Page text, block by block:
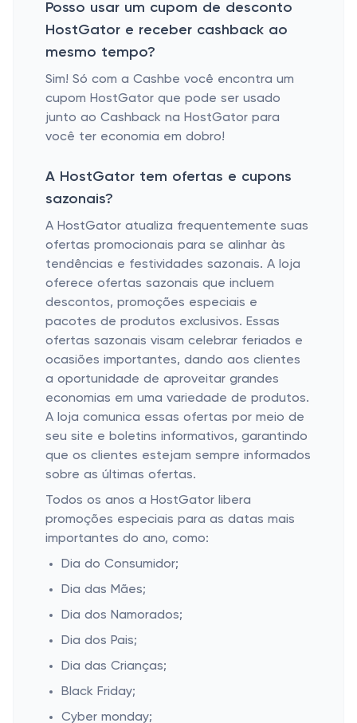
Posso usar um cupom de desconto
HostGator e receber cashback ao
mesmo tempo?
Sim! Só com a Cashbe você encontra um
cupom HostGator que pode ser usado
junto ao Cashback na HostGator para
você ter economia em dobro!
A HostGator tem ofertas e cupons
sazonais?
A HostGator atualiza frequentemente suas
ofertas promocionais para se alinhar às
tendências e festividades sazonais. A loja
oferece ofertas sazonais que incluem
descontos, promoções especiais e
pacotes de produtos exclusivos. Essas
ofertas sazonais visam celebrar feriados e
ocasiões importantes, dando aos clientes
a oportunidade de aproveitar grandes
economias em uma variedade de produtos.
A loja comunica essas ofertas por meio de
seu site e boletins informativos, garantindo
que os clientes estejam sempre informados
sobre as últimas ofertas.
Todos os anos a HostGator libera
promoções especiais para as datas mais
importantes do ano, como:
Dia do Consumidor;
Dia das Mães;
Dia dos Namorados;
Dia dos Pais;
Dia das Crianças;
Black Friday;
Cyber monday;